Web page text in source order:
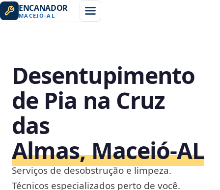
ENCANADOR
MACEIÓ-AL
Desentupimento
de Pia na Cruz
das
Almas, Maceió‑AL
Serviços de desobstrução e limpeza.
Técnicos especializados perto de você.